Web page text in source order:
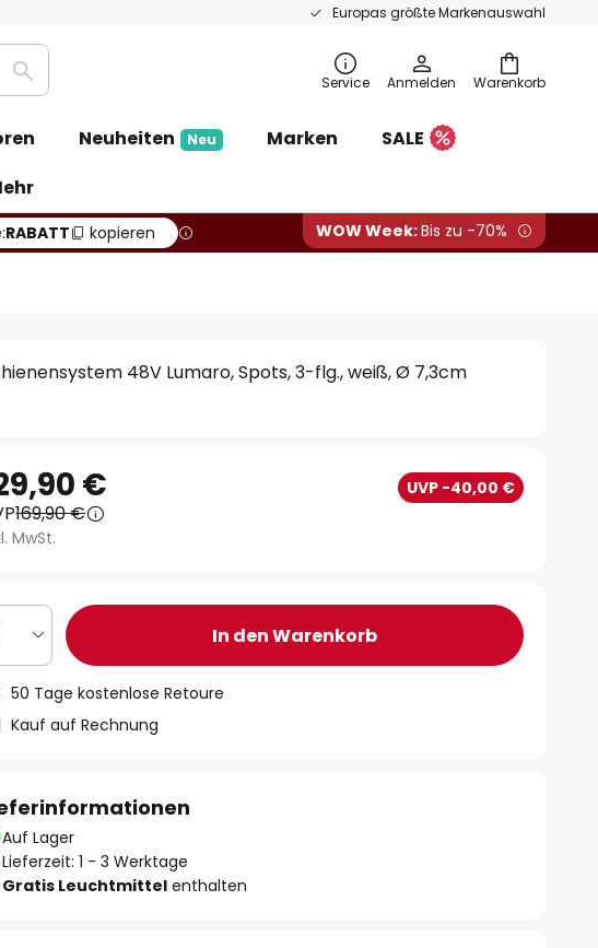
Europas größte Markenauswahl
Warenkorb
Suche Service Anmelden
Neuheiten Neu Marken
SALE
RABATT kopieren WOW Week:Bis zu -70%
48V Lumaro, Spots, 3-flg., weiß, Ø 7,3cm
€ UVP -40,00 €
169,90 €
MwSt.
In den Warenkorb
50 Tage kostenlose Retoure
Kauf auf Rechnung
Auf Lager
Lieferzeit: 1 - 3 Werktage
Gratis Leuchtmittel enthalten